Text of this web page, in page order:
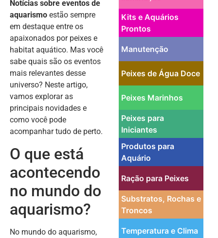
Notícias sobre eventos de
aquarismo estão sempre
em destaque entre os
apaixonados por peixes e
habitat aquático. Mas você
sabe quais são os eventos
mais relevantes desse
universo? Neste artigo,
vamos explorar as
principais novidades e
como você pode
acompanhar tudo de perto.
O que está
acontecendo
no mundo do
aquarismo?
No mundo do aquarismo,
Kits e Aquários
Prontos
Manutenção
Peixes de Água Doce
Peixes Marinhos
Peixes para
Iniciantes
Produtos para
Aquário
Ração para Peixes
Substratos, Rochas e
Troncos
Temperatura e Clima